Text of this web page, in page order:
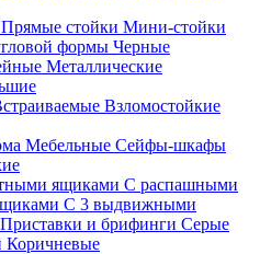
Прямые стойки Мини-стойки
формы Черные
Металлические
Взломостойкие
Мебельные Сейфы-шкафы
ящиками С распашными
С 3 выдвижными
Приставки и брифинги Серые
Коричневые